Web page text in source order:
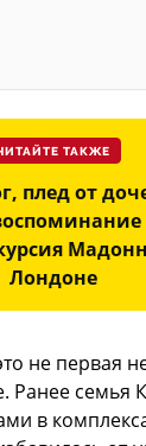
ТАКЖЕ
плед от
Лондоне
не первая
Ранее семья
в